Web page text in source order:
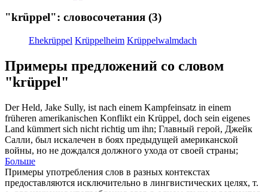
"krüppel": словосочетания (3)
Ehekrüppel Krüppelheim Krüppelwalmdach
Примеры предложений со словом
"krüppel"
Der Held, Jake Sully, ist nach einem Kampfeinsatz in einem
früheren amerikanischen Konflikt ein Krüppel, doch sein eigenes
Land kümmert sich nicht richtig um ihn; Главный герой, Джейк
Салли, был искалечен в боях предыдущей американской
войны, но не дождался должного ухода от своей страны;
Больше
Примеры употребления слов в разных контекстах
предоставляются исключительно в лингвистических целях, т.